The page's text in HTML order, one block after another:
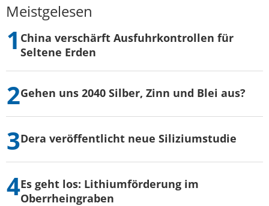
Meistgelesen
China verschärft Ausfuhrkontrollen für
Seltene Erden
Gehen uns 2040 Silber, Zinn und Blei aus?
Dera veröffentlicht neue Siliziumstudie
Es geht los: Lithiumförderung im
Oberrheingraben